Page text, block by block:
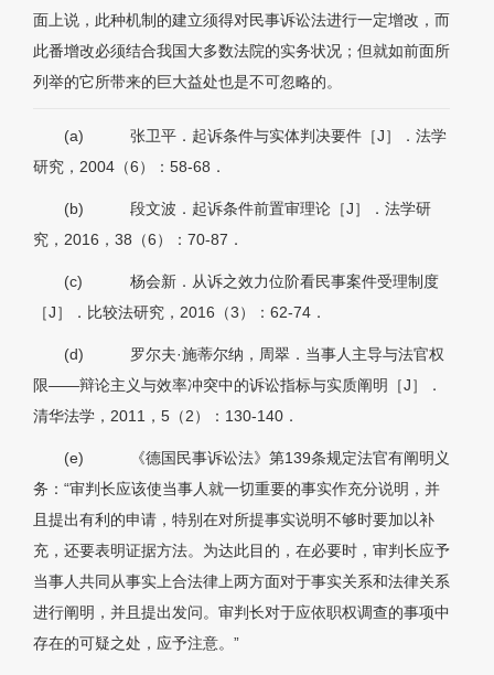
面上说，此种机制的建立须得对民事诉讼法进行一定增改，而
此番增改必须结合我国大多数法院的实务状况；但就如前面所
列举的它所带来的巨大益处也是不可忽略的。
(a)
张卫平．起诉条件与实体判决要件［J］．法学
研究，2004（6）：58-68．
(b)
段文波．起诉条件前置审理论［J］．法学研
究，2016，38（6）：70-87．
(c)
杨会新．从诉之效力位阶看民事案件受理制度
［J］．比较法研究，2016（3）：62-74．
(d)
罗尔夫·施蒂尔纳，周翠．当事人主导与法官权
限——辩论主义与效率冲突中的诉讼指标与实质阐明［J］．
清华法学，2011，5（2）：130-140．
(e)
《德国民事诉讼法》第139条规定法官有阐明义
务：“审判长应该使当事人就一切重要的事实作充分说明，并
且提出有利的申请，特别在对所提事实说明不够时要加以补
充，还要表明证据方法。为达此目的，在必要时，审判长应予
当事人共同从事实上合法律上两方面对于事实关系和法律关系
进行阐明，并且提出发问。审判长对于应依职权调查的事项中
存在的可疑之处，应予注意。”